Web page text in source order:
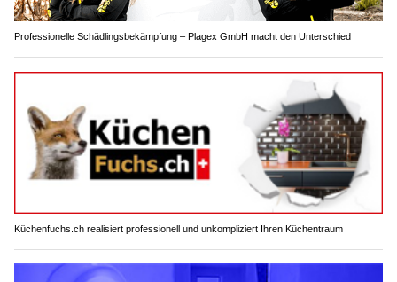
Professionelle Schädlingsbekämpfung – Plagex GmbH macht den Unterschied
Küchenfuchs.ch realisiert professionell und unkompliziert Ihren Küchentraum